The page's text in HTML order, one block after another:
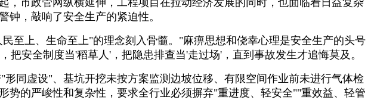
，敲响了安全生产的紧迫性。
至上、生命至上"的理念刻入骨髓。"麻痹思想和侥幸心理是安全生产的头号
安全制度当'稻草人'，把隐患排查当'走过场'，直到事故发生才追悔莫及。
同虚设"、基坑开挖未按方案监测边坡位移、有限空间作业前未进行气体检
的严峻性和复杂性，要求全行业必须摒弃"重进度、轻安全""重效益、轻管